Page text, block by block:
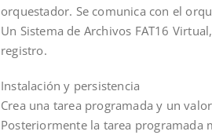
orquestador. Se comunica con el
Un Sistema de Archivos FAT16
registro.
Instalación y persistencia
Crea una tarea programada y un
Posteriormente la tarea programada